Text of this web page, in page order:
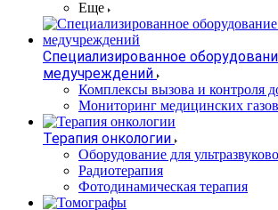
Еще
Специализированное
медучреждений
Комплексы вызова и контроля
Мониторинг медицинских газов
Терапия онкологии
Оборудование для
Радиотерапия
Фотодинамическая терапия